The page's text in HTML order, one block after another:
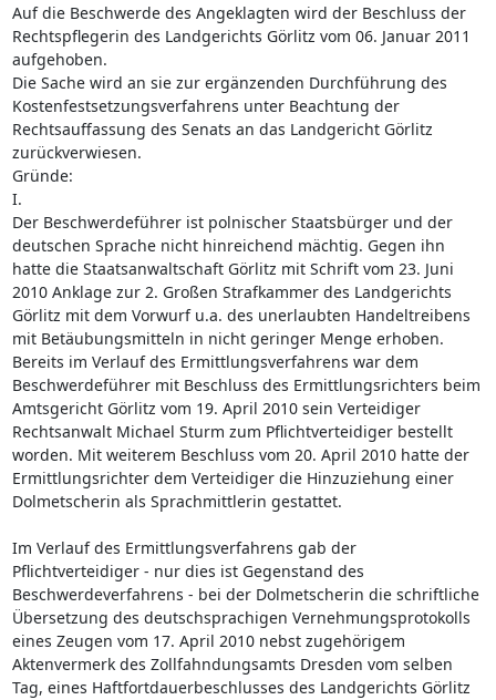
Auf die Beschwerde des Angeklagten wird der Beschluss der
Rechtspflegerin des Landgerichts Görlitz vom 06. Januar 2011
aufgehoben.
Die Sache wird an sie zur ergänzenden Durchführung des
Kostenfestsetzungsverfahrens unter Beachtung der
Rechtsauffassung des Senats an das Landgericht Görlitz
zurückverwiesen.
Gründe:
I.
Der Beschwerdeführer ist polnischer Staatsbürger und der
deutschen Sprache nicht hinreichend mächtig. Gegen ihn
hatte die Staatsanwaltschaft Görlitz mit Schrift vom 23. Juni
2010 Anklage zur 2. Großen Strafkammer des Landgerichts
Görlitz mit dem Vorwurf u.a. des unerlaubten Handeltreibens
mit Betäubungsmitteln in nicht geringer Menge erhoben.
Bereits im Verlauf des Ermittlungsverfahrens war dem
Beschwerdeführer mit Beschluss des Ermittlungsrichters beim
Amtsgericht Görlitz vom 19. April 2010 sein Verteidiger
Rechtsanwalt Michael Sturm zum Pflichtverteidiger bestellt
worden. Mit weiterem Beschluss vom 20. April 2010 hatte der
Ermittlungsrichter dem Verteidiger die Hinzuziehung einer
Dolmetscherin als Sprachmittlerin gestattet.
Im Verlauf des Ermittlungsverfahrens gab der
Pflichtverteidiger - nur dies ist Gegenstand des
Beschwerdeverfahrens - bei der Dolmetscherin die schriftliche
Übersetzung des deutschsprachigen Vernehmungsprotokolls
eines Zeugen vom 17. April 2010 nebst zugehörigem
Aktenvermerk des Zollfahndungsamts Dresden vom selben
Tag, eines Haftfortdauerbeschlusses des Landgerichts Görlitz